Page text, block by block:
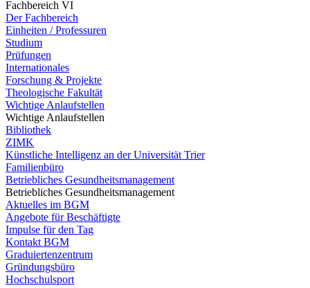
Fachbereich VI
Der Fachbereich
Einheiten / Professuren
Studium
Prüfungen
Internationales
Forschung & Projekte
Theologische Fakultät
Wichtige Anlaufstellen
Wichtige Anlaufstellen
Bibliothek
ZIMK
Künstliche Intelligenz an der Universität Trier
Familienbüro
Betriebliches Gesundheitsmanagement
Betriebliches Gesundheitsmanagement
Aktuelles im BGM
Angebote für Beschäftigte
Impulse für den Tag
Kontakt BGM
Graduiertenzentrum
Gründungsbüro
Hochschulsport